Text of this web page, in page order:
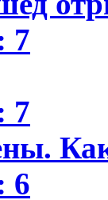
7
7
6